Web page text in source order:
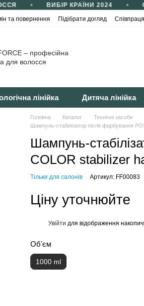
ВИБІР КРАЇНИ 2024
та повернення Підібрати догляд Співпраця
лінійка Дитяча лінійка
Головна Каталог
Технічні засоби
Шампунь-стабілізатор після фарбування
Шампунь-
COLOR stabilizer
Тільки для салонів Артикул: FF00083
Ціну уточнюйте
Увійти для відображення
Обʼєм
1000 ml